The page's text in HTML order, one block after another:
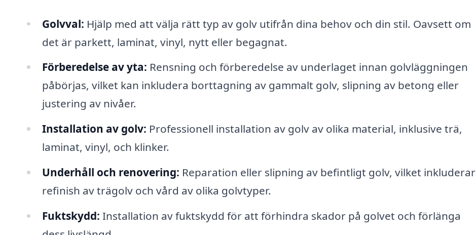
Golvval: Hjälp med att välja rätt typ av golv utifrån dina behov och din stil. Oavsett om
det är parkett, laminat, vinyl, nytt eller begagnat.
Förberedelse av yta: Rensning och förberedelse av underlaget innan golvläggningen
påbörjas, vilket kan inkludera borttagning av gammalt golv, slipning av betong eller
justering av nivåer.
Installation av golv: Professionell installation av golv av olika material, inklusive trä,
laminat, vinyl, och klinker.
Underhåll och renovering: Reparation eller slipning av befintligt golv, vilket inkluderar
refinish av trägolv och vård av olika golvtyper.
Fuktskydd: Installation av fuktskydd för att förhindra skador på golvet och förlänga